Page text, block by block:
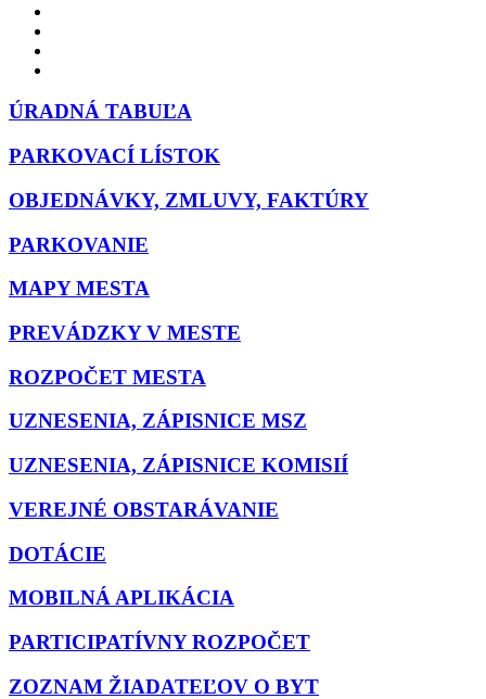
ÚRADNÁ TABUĽA
PARKOVACÍ LÍSTOK
OBJEDNÁVKY, ZMLUVY, FAKTÚRY
PARKOVANIE
MAPY MESTA
PREVÁDZKY V MESTE
ROZPOČET MESTA
UZNESENIA, ZÁPISNICE MSZ
UZNESENIA, ZÁPISNICE KOMISIÍ
VEREJNÉ OBSTARÁVANIE
DOTÁCIE
MOBILNÁ APLIKÁCIA
PARTICIPATÍVNY ROZPOČET
ZOZNAM ŽIADATEĽOV O BYT